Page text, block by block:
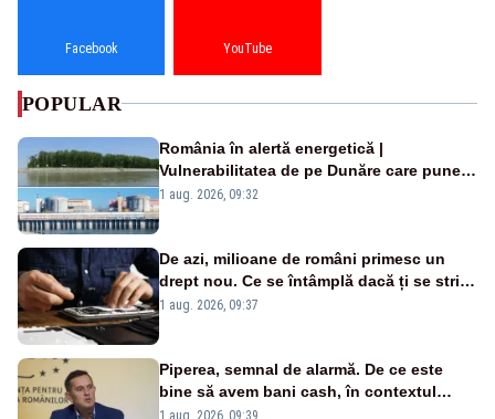
Facebook YouTube
POPULAR
România în alertă energetică |
Vulnerabilitatea de pe Dunăre care pune
în pericol Centrala Cernavodă era
1 aug. 2026, 09:32
De azi, milioane de români primesc un
drept nou. Ce se întâmplă dacă ți se strică
un produs
1 aug. 2026, 09:37
Piperea, semnal de alarmă. De ce este
bine să avem bani cash, în contextul
alertei energetice?
1 aug. 2026, 09:39